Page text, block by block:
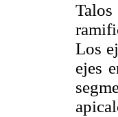
Los
ejes